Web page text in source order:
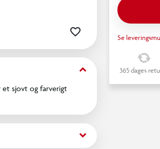
keyboard_arrow_down
et sjovt og farverigt
keyboard_arrow_down
Se
365 dages